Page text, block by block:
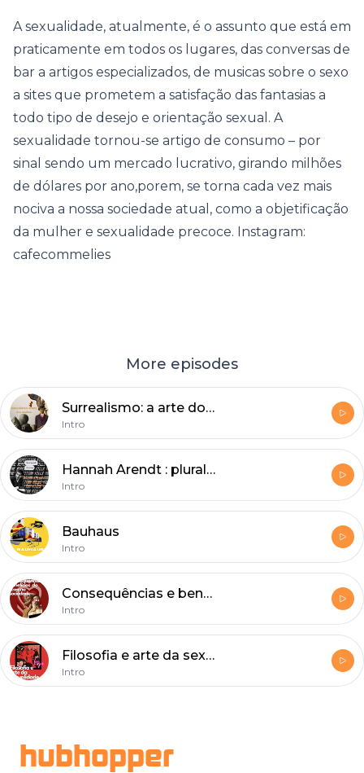
A sexualidade, atualmente, é o assunto que está em
praticamente em todos os lugares, das conversas de
bar a artigos especializados, de musicas sobre o sexo
a sites que prometem a satisfação das fantasias a
todo tipo de desejo e orientação sexual. A
sexualidade tornou-se artigo de consumo – por
sinal sendo um mercado lucrativo, girando milhões
de dólares por ano,porem, se torna cada vez mais
nociva a nossa sociedade atual, como a objetificação
da mulher e sexualidade precoce. Instagram:
cafecommelies
More episodes
Surrealismo: a arte dos sonhos
Intro
Hannah Arendt : pluralismo e banalidade
Intro
Bauhaus
Intro
Consequências e benefícios do sexo na sociedade
Intro
Filosofia e arte da sexualidade
Intro
hubhopper